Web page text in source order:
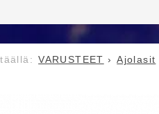
VARUSTEET Ajolasit